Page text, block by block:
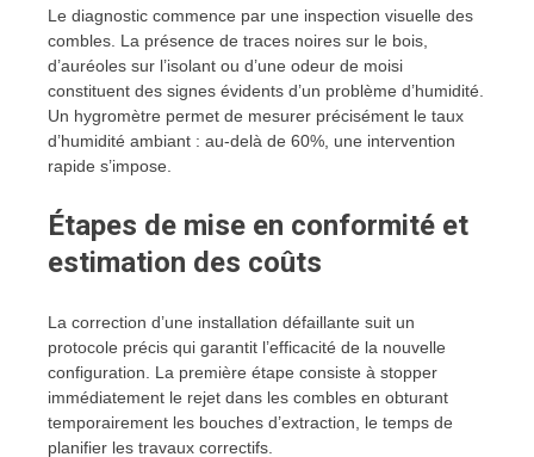
Le diagnostic commence par une inspection visuelle des
combles. La présence de traces noires sur le bois,
d’auréoles sur l’isolant ou d’une odeur de moisi
constituent des signes évidents d’un problème d’humidité.
Un hygromètre permet de mesurer précisément le taux
d’humidité ambiant : au-delà de 60%, une intervention
rapide s’impose.
Étapes de mise en conformité et
estimation des coûts
La correction d’une installation défaillante suit un
protocole précis qui garantit l’efficacité de la nouvelle
configuration. La première étape consiste à stopper
immédiatement le rejet dans les combles en obturant
temporairement les bouches d’extraction, le temps de
planifier les travaux correctifs.